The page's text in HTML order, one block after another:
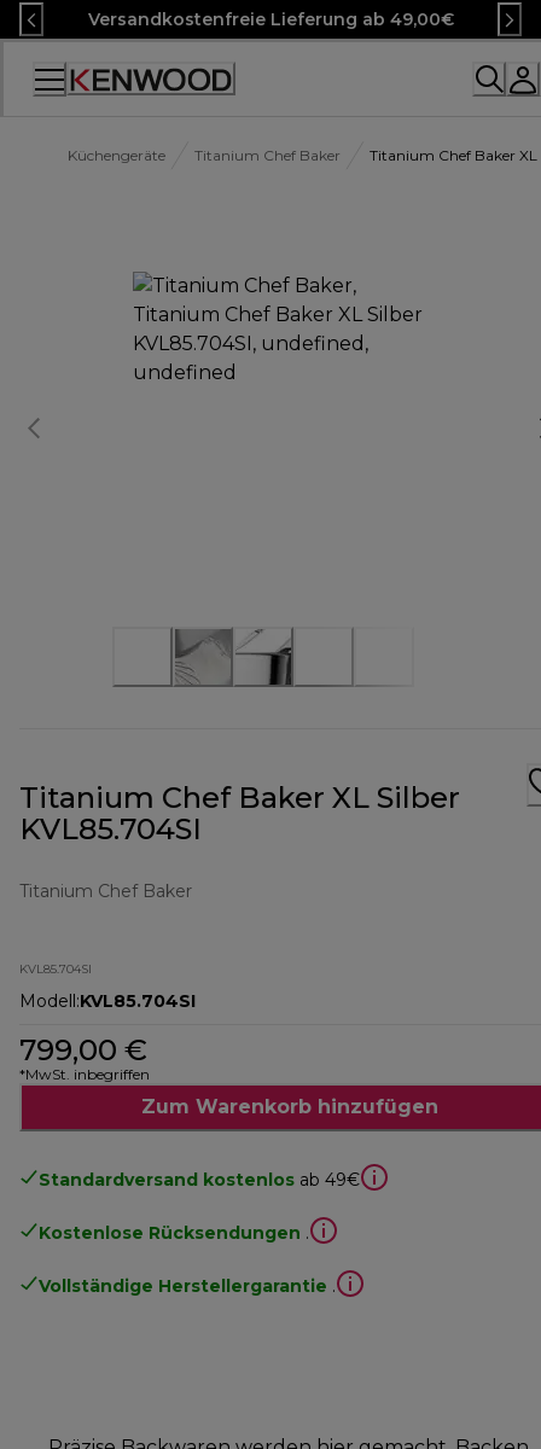
Skip
to
Content
Versandkostenfreie Lieferung ab 49,00€
Accessibility
Küchengeräte Titanium Chef Baker Titanium Chef Baker XL
Titanium Chef Baker XL Silber
KVL85.704SI
Titanium Chef Baker
KVL85.704SI
Modell:KVL85.704SI
799,00 €
*MwSt. inbegriffen
Zum Warenkorb hinzufügen
Standardversand kostenlos ab 49€
Kostenlose Rücksendungen .
Vollständige Herstellergarantie .